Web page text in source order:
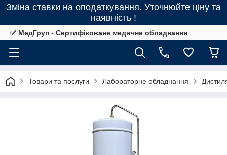
Зміна ставки на оподаткування. Уточнюйте ціну та
наявність !
✅ МедГруп - Сертифіковане медичне обладнання
Товари та послуги Лабораторне обладнання